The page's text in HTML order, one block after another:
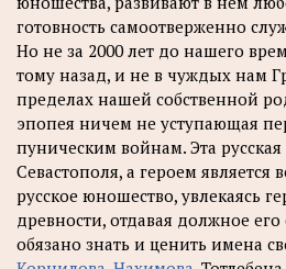
готовность самоотверженно
Но не за 2000 лет до нашего
тому назад, и не в чуждых нам
пределах нашей собственной
эпопея ничем не уступающая
пуническим войнам. Эта русская
Севастополя, а героем является
русское юношество, увлекаясь
древности, отдавая должное
обязано знать и ценить имена